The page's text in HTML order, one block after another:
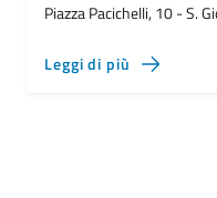
Piazza Pacichelli, 10 - S.
Leggi di più